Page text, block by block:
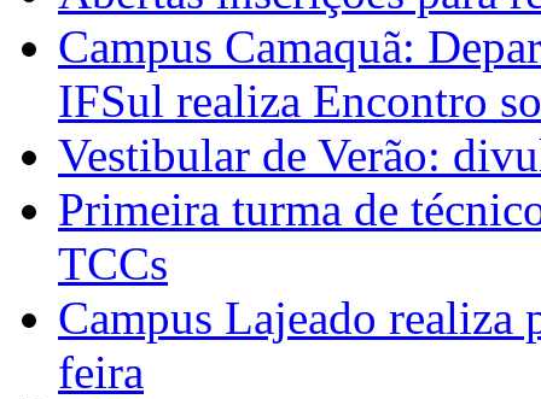
Campus Camaquã:
IFSul realiza Encontro
Vestibular de Verão:
Primeira turma de
TCCs
Campus Lajeado realiza
feira